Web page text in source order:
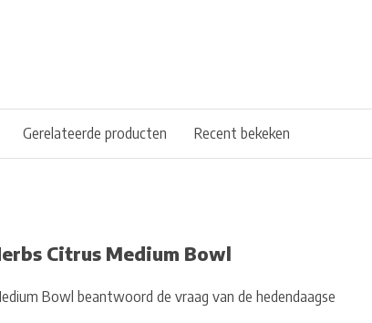
Gerelateerde producten Recent bekeken
Citrus Medium Bowl
Bowl beantwoord de vraag van de hedendaagse